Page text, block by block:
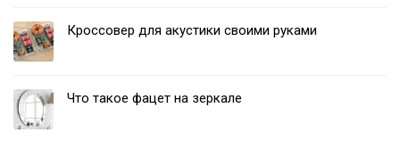
Кроссовер для акустики своими руками
Что такое фацет на зеркале